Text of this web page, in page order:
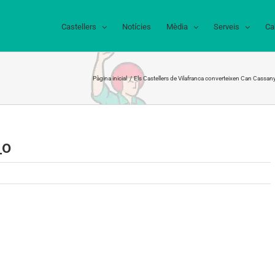
Castellers Notícies Mèdia Serveis
Pàgina inicial Els Castellers de Vilafranca converteixen Can